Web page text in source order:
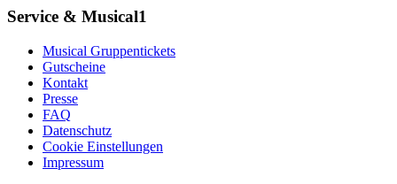
Service & Musical1
Musical Gruppentickets
Gutscheine
Kontakt
Presse
FAQ
Datenschutz
Cookie Einstellungen
Impressum